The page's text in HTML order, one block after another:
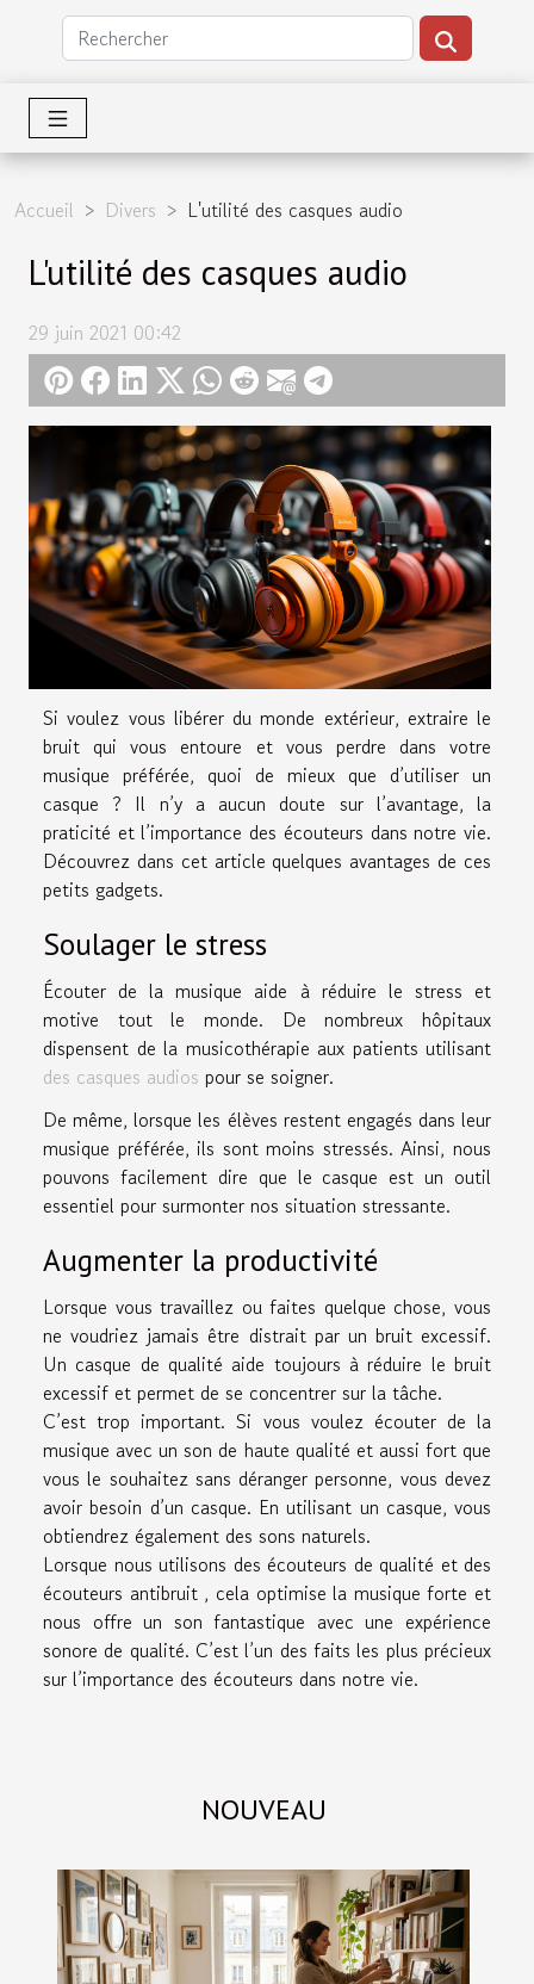
Accueil Divers L'utilité des casques audio
L'utilité des casques audio
29 juin 2021 00:42
Si voulez vous libérer du monde extérieur, extraire le
bruit qui vous entoure et vous perdre dans votre
musique préférée, quoi de mieux que d’utiliser un
casque ? Il n’y a aucun doute sur l’avantage, la
praticité et l’importance des écouteurs dans notre vie.
Découvrez dans cet article quelques avantages de ces
petits gadgets.
Soulager le stress
Écouter de la musique aide à réduire le stress et
motive tout le monde. De nombreux hôpitaux
dispensent de la musicothérapie aux patients utilisant
des casques audios pour se soigner.
De même, lorsque les élèves restent engagés dans leur
musique préférée, ils sont moins stressés. Ainsi, nous
pouvons facilement dire que le casque est un outil
essentiel pour surmonter nos situation stressante.
Augmenter la productivité
Lorsque vous travaillez ou faites quelque chose, vous
ne voudriez jamais être distrait par un bruit excessif.
Un casque de qualité aide toujours à réduire le bruit
excessif et permet de se concentrer sur la tâche.
C’est trop important. Si vous voulez écouter de la
musique avec un son de haute qualité et aussi fort que
vous le souhaitez sans déranger personne, vous devez
avoir besoin d’un casque. En utilisant un casque, vous
obtiendrez également des sons naturels.
Lorsque nous utilisons des écouteurs de qualité et des
écouteurs antibruit , cela optimise la musique forte et
nous offre un son fantastique avec une expérience
sonore de qualité. C’est l’un des faits les plus précieux
sur l’importance des écouteurs dans notre vie.
NOUVEAU